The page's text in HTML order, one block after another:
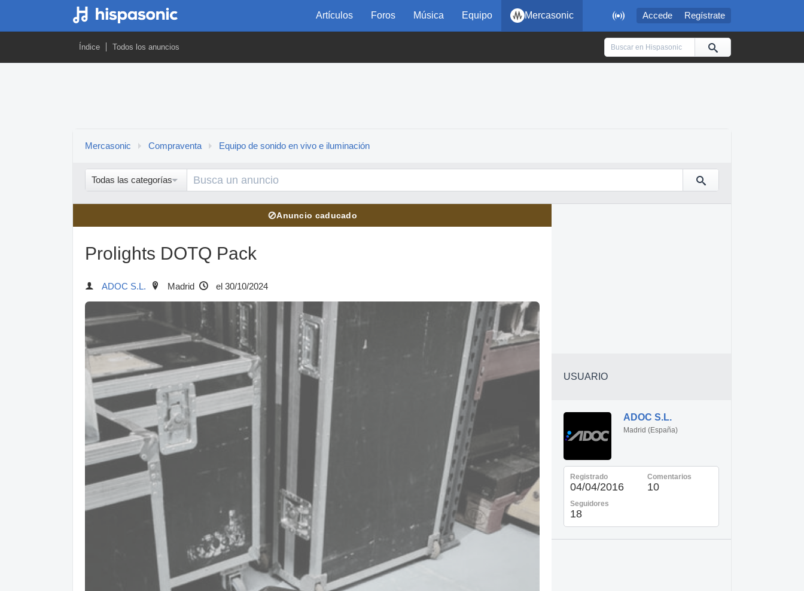
 Accede Regístrate
Artículos Foros Música Equipo Mercasonic
Índice Todos los anuncios
Mercasonic Compraventa Equipo de sonido en vivo e iluminación
Todas las categorías
⊘Anuncio caducado
Prolights DOTQ Pack
ADOC S.L. Madrid el 30/10/2024
USUARIO
ADOC S.L.
Madrid (España)
Registrado
04/04/2016
Comentarios
10
Seguidores
18